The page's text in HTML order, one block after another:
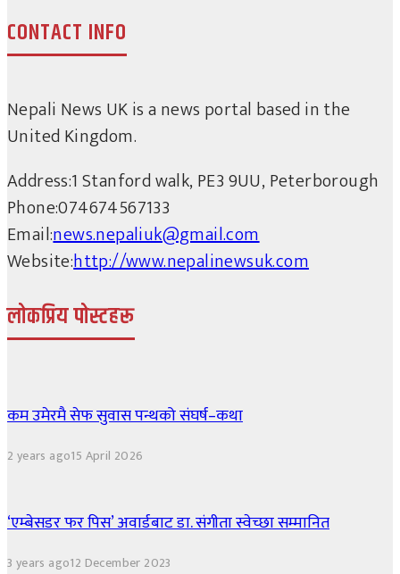
CONTACT INFO
Nepali News UK is a news portal based in the
United Kingdom.
Address:1 Stanford walk, PE3 9UU, Peterborough
Phone:074674567133
Email:news.nepaliuk@gmail.com
Website:http://www.nepalinewsuk.com
लोकप्रिय पोस्टहरू
कम उमेरमै सेफ सुवास पन्थको संघर्ष–कथा
2 years ago15 April 2026
‘एम्बेसडर फर पिस’ अवार्डबाट डा. संगीता स्वेच्छा सम्मानित
3 years ago12 December 2023